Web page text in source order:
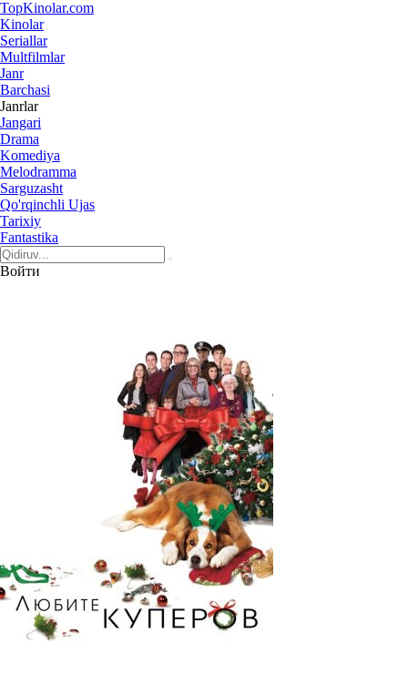
TopKinolar.com
Kinolar
Seriallar
Multfilmlar
Janr
Barchasi
Janrlar
Jangari
Drama
Komediya
Melodramma
Sarguzasht
Qo'rqinchli Ujas
Tarixiy
Fantastika
Войти